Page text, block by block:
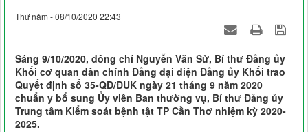
Thứ năm - 08/10/2020 22:43
Sáng 9/10/2020, đồng chí Nguyễn Văn Sử, Bí thư Đảng ủy
Khối cơ quan dân chính Đảng đại diện Đảng ủy Khối trao
Quyết định số 35-QĐ/ĐUK ngày 21 tháng 9 năm 2020
chuẩn y bổ sung Ủy viên Ban thường vụ, Bí thư Đảng ủy
Trung tâm Kiểm soát bệnh tật TP Cần Thơ nhiệm kỳ 2020-
2025.